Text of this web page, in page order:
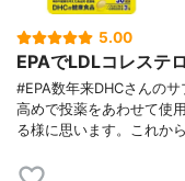
5.00
EPAでLDLコレステ
#EPA数年来DHCさんの
高めで投薬をあわせて使
る様に思います。これか